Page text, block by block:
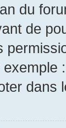
du
de
dans